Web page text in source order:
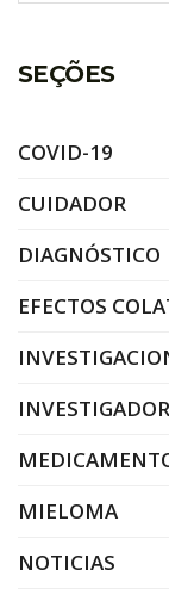
SEÇÕES
COVID-19
CUIDADOR
DIAGNÓSTICO
EFECTOS
INVESTIGADOR
MIELOMA
NOTICIAS